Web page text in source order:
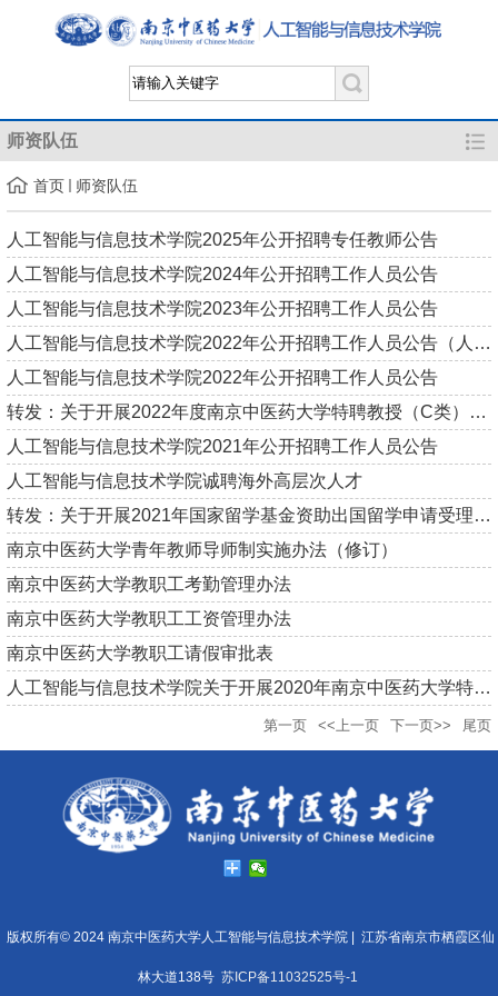
师资队伍
首页 师资队伍
人工智能与信息技术学院2025年公开招聘专任教师公告
人工智能与信息技术学院2024年公开招聘工作人员公告
人工智能与信息技术学院2023年公开招聘工作人员公告
人工智能与信息技术学院2022年公开招聘工作人员公告（人事代理）
人工智能与信息技术学院2022年公开招聘工作人员公告
转发：关于开展2022年度南京中医药大学特聘教授（C类）第一批选...
人工智能与信息技术学院2021年公开招聘工作人员公告
人工智能与信息技术学院诚聘海外高层次人才
转发：关于开展2021年国家留学基金资助出国留学申请受理工作的通...
南京中医药大学青年教师导师制实施办法（修订）
南京中医药大学教职工考勤管理办法
南京中医药大学教职工工资管理办法
南京中医药大学教职工请假审批表
人工智能与信息技术学院关于开展2020年南京中医药大学特聘教授选...
第一页 <<上一页 下一页>> 尾页
版权所有© 2024 南京中医药大学人工智能与信息技术学院 | 江苏省南京市栖霞区仙
林大道138号 苏ICP备11032525号-1